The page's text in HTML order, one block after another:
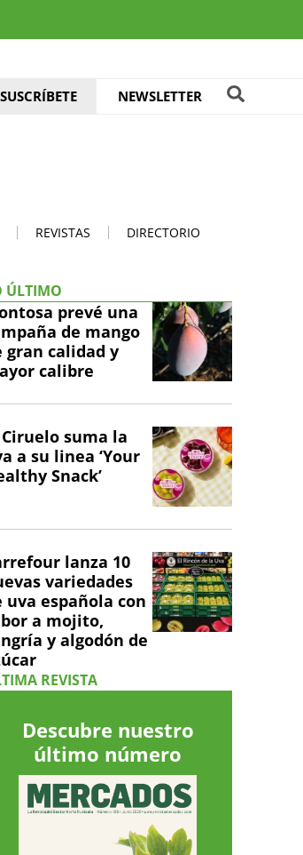
SUSCRÍBETE NEWSLETTER
REVISTAS DIRECTORIO
ÚLTIMO
prevé una
de mango
gran calidad y
calibre
Ciruelo suma la
a su linea ‘Your
Snack’
lanza 10
variedades
uva española con
a mojito,
y algodón de
REVISTA
Descubre nuestro
último número